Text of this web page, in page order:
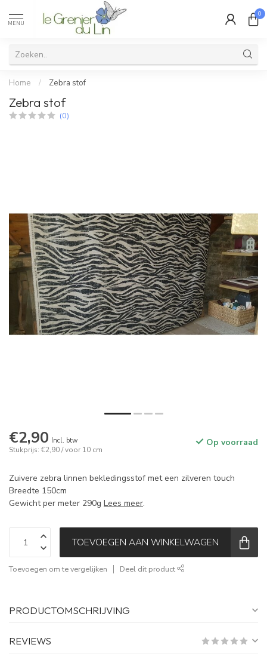
MENU
0
Home / Zebra stof
Zebra stof
(0)
€2,90 Incl. btw
Stukprijs: €2,90 / voor 10 cm
Op voorraad
Zuivere zebra linnen bekledingsstof met een zilveren touch
Breedte 150cm
Gewicht per meter 290g Lees meer.
TOEVOEGEN AAN WINKELWAGEN
Toevoegen om te vergelijken Deel dit product
PRODUCTOMSCHRIJVING
REVIEWS